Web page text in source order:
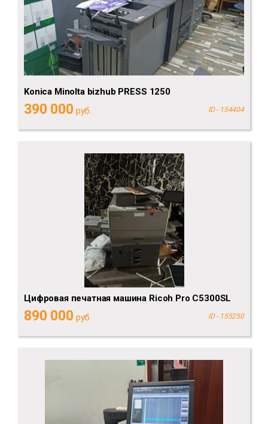
Konica Minolta bizhub PRESS 1250
390 000 руб. ID - 154404
Цифровая печатная машина Ricoh Pro C5300SL
890 000 руб. ID - 155250